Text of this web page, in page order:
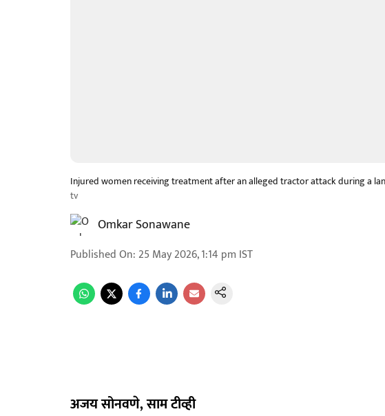
Injured women receiving treatment after an alleged tractor attack during a
tv
Omkar Sonawane
Published On: 25 May 2026, 1:14 pm IST
अजय सोनवणे, साम टीव्ही